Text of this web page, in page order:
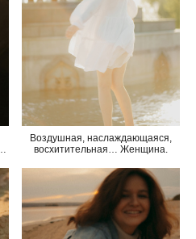
Воздушная, наслаждающаяся,
восхитительная… Женщина.